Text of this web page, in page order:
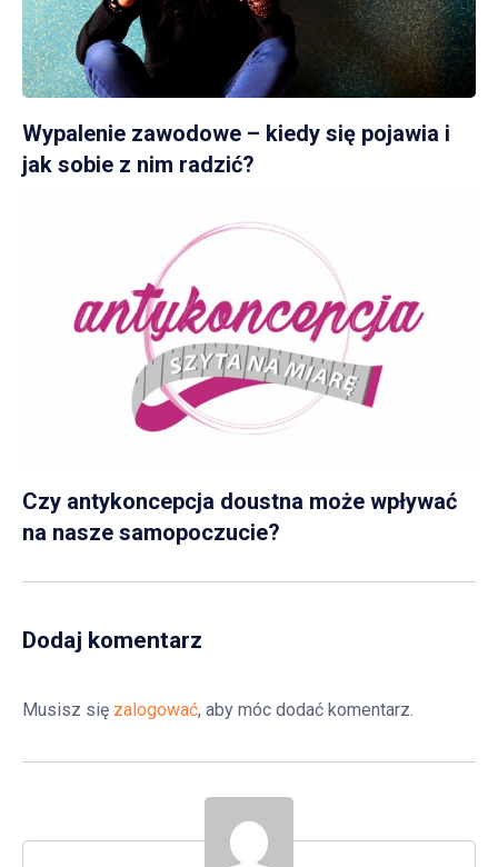
Wypalenie zawodowe – kiedy się pojawia i
jak sobie z nim radzić?
Czy antykoncepcja doustna może wpływać
na nasze samopoczucie?
Dodaj komentarz
Musisz się zalogować, aby móc dodać komentarz.